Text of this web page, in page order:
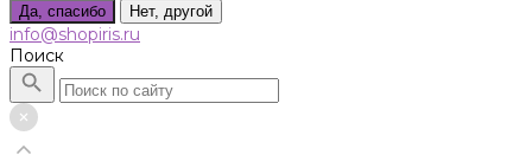
Да, спасибо Нет, другой
info@shopiris.ru
Поиск